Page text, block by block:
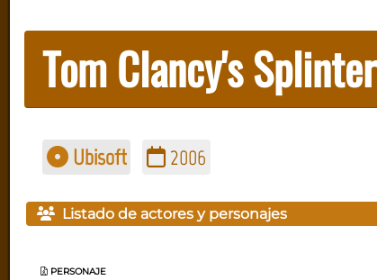
Tom Clancy's
Ubisoft 2006
Listado de actores y personajes
PERSONAJE